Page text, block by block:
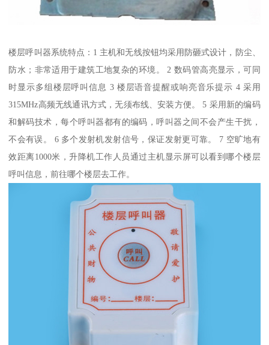
楼层呼叫器系统特点：1 主机和无线按钮均采用防砸式设计，防尘、
防水；非常适用于建筑工地复杂的环境。 2 数码管高亮显示，可同
时显示多组楼层呼叫信息 3 楼层语音提醒或响亮音乐提示 4 采用
315MHz高频无线通讯方式，无须布线、安装方便。 5 采用新的编码
和解码技术，每个呼叫器都有的编码，呼叫器之间不会产生干扰，
不会有误。 6 多个发射机发射信号，保证发射更可靠。 7 空旷地有
效距离1000米，升降机工作人员通过主机显示屏可以看到哪个楼层
呼叫信息，前往哪个楼层去工作。